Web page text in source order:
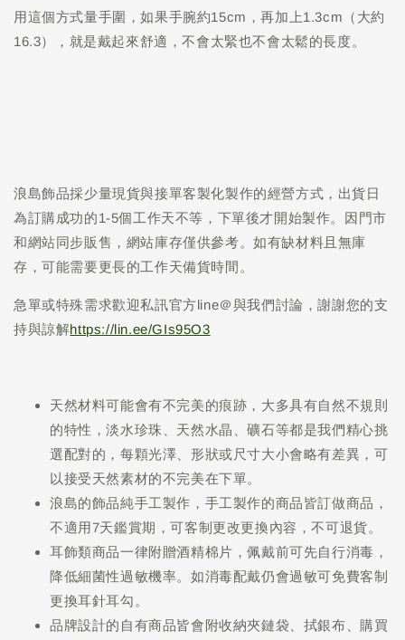
用這個方式量手圍，如果手腕約15cm，再加上1.3cm（大約
16.3），就是戴起來舒適，不會太緊也不會太鬆的長度。
浪島飾品採少量現貨與接單客製化製作的經營方式，出貨日
為訂購成功的1-5個工作天不等，下單後才開始製作。因門市
和網站同步販售，網站庫存僅供參考。如有缺材料且無庫
存，可能需要更長的工作天備貨時間。
急單或特殊需求歡迎私訊官方line＠與我們討論，謝謝您的支
持與諒解https://lin.ee/GIs95O3
天然材料可能會有不完美的痕跡，大多具有自然不規則
的特性，淡水珍珠、天然水晶、礦石等都是我們精心挑
選配對的，每顆光澤、形狀或尺寸大小會略有差異，可
以接受天然素材的不完美在下單。
浪島的飾品純手工製作，手工製作的商品皆訂做商品，
不適用7天鑑賞期，可客制更改更換內容，不可退貨。
耳飾類商品一律附贈酒精棉片，佩戴前可先自行消毒，
降低細菌性過敏機率。如消毒配戴仍會過敏可免費客制
更換耳針耳勾。
品牌設計的自有商品皆會附收納夾鏈袋、拭銀布、購買